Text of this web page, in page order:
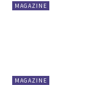
MAGAZINE
MAGAZINE